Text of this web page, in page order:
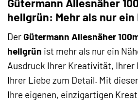
Gütermann Allesnäher
hellgrün: Mehr als nur ein
DerGütermann Allesnäher
hellgrün ist mehr als nur ein
Ausdruck Ihrer Kreativität, Ihrer
Ihrer Liebe zum Detail. Mit
Ihre eigenen, einzigartigen